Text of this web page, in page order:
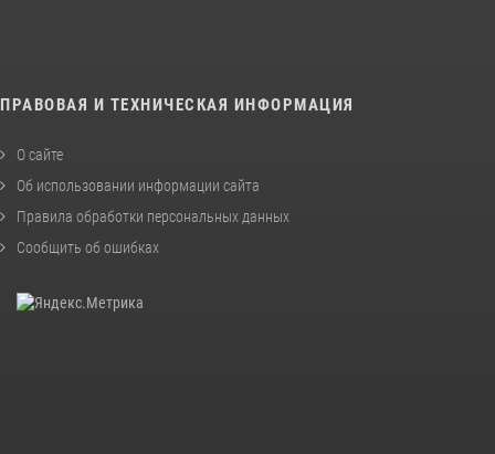
ПРАВОВАЯ И ТЕХНИЧЕСКАЯ ИНФОРМАЦИЯ
О сайте
Об использовании информации сайта
Правила обработки персональных данных
Сообщить об ошибках